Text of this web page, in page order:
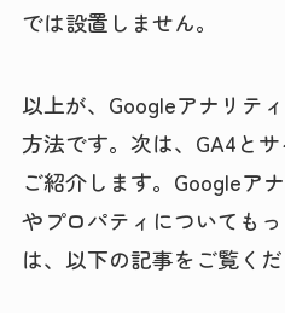
では設置しません。
以上が、Googleアナリテ
方法です。次は、GA4と
ご紹介します。Googleア
やプロパティについても
は、以下の記事をご覧くだ